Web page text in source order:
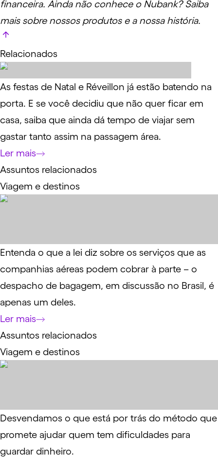
financeira. Ainda não conhece o Nubank? Saiba
maissobre nossos produtos e a nossa história.
Relacionados
As festas de Natal e Réveillon já estão batendo na
porta. E se você decidiu que não quer ficar em
casa, saiba que ainda dá tempo de viajar sem
gastar tanto assim na passagem área.
Ler mais
Assuntos relacionados
Viagem e destinos
Entenda o que a lei diz sobre os serviços que as
companhias aéreas podem cobrar à parte – o
despacho de bagagem, em discussão no Brasil, é
apenas um deles.
Ler mais
Assuntos relacionados
Viagem e destinos
Desvendamos o que está por trás do método que
promete ajudar quem tem dificuldades para
guardar dinheiro.